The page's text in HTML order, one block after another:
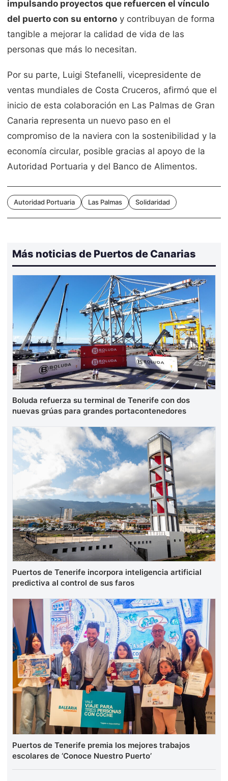
impulsando proyectos que refuercen el vínculo
del puerto con su entorno y contribuyan de forma
tangible a mejorar la calidad de vida de las
personas que más lo necesitan.
Por su parte, Luigi Stefanelli, vicepresidente de
ventas mundiales de Costa Cruceros, afirmó que el
inicio de esta colaboración en Las Palmas de Gran
Canaria representa un nuevo paso en el
compromiso de la naviera con la sostenibilidad y la
economía circular, posible gracias al apoyo de la
Autoridad Portuaria y del Banco de Alimentos.
Autoridad Portuaria Las Palmas Solidaridad
Más noticias de Puertos de Canarias
Boluda refuerza su terminal de Tenerife con dos
nuevas grúas para grandes portacontenedores
Puertos de Tenerife incorpora inteligencia artificial
predictiva al control de sus faros
Puertos de Tenerife premia los mejores trabajos
escolares de ‘Conoce Nuestro Puerto’